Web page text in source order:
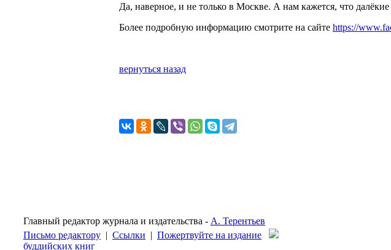
Да, наверное, и не только в Москве. А нам кажется, что
Более подробную информацию смотрите на сайте https://
вернуться назад
Главный редактор журнала и издательства - А. Терентьев
Письмо редактору | Ссылки | Пожертвуйте на издание
буддийских книг